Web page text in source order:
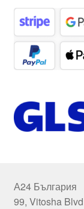
А24 България
99, Vitosha